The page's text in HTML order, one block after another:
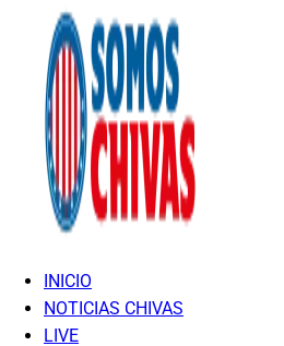
INICIO
NOTICIAS CHIVAS
LIVE